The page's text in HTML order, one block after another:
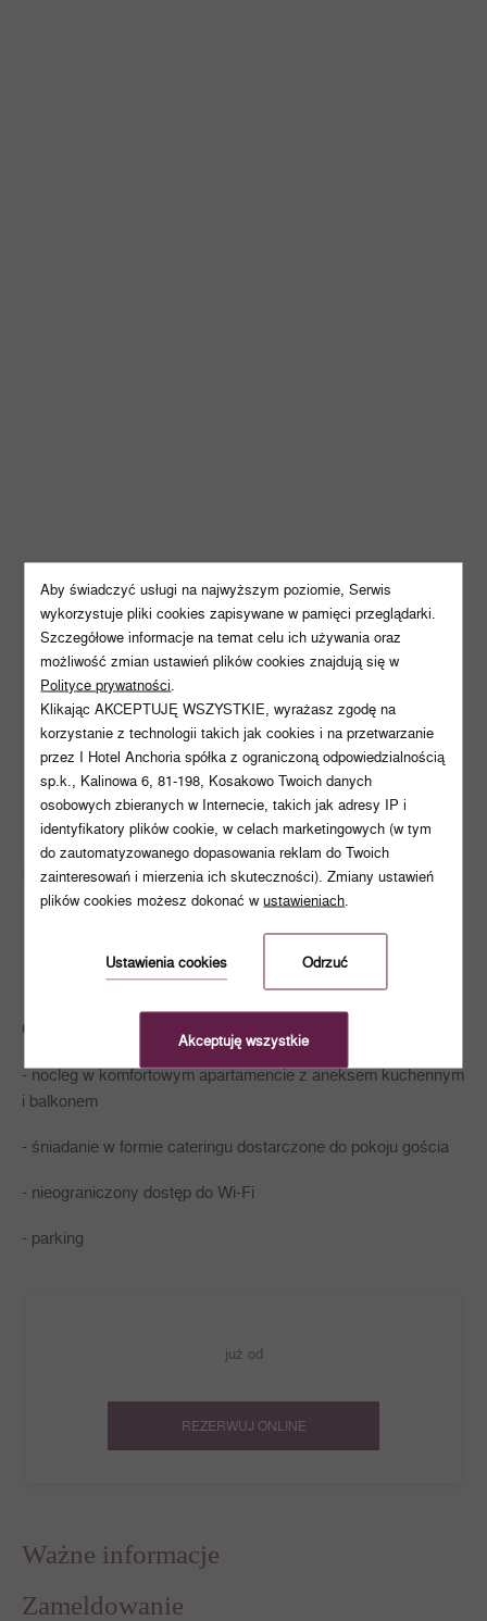
Lato 2022
dowolna dł. pobytu
BB – Śniadanie w cenie
Oferta bezzwrotna ze śniadaniem
Oferta zawiera:
- nocleg w komfortowym apartamencie z aneksem kuchennym
i balkonem
- śniadanie w formie cateringu dostarczone do pokoju gościa
- nieograniczony dostęp do Wi-Fi
- parking
już od
REZERWUJ ONLINE
Ważne informacje
Zameldowanie
Aby świadczyć usługi na najwyższym poziomie, Serwis
wykorzystuje pliki cookies zapisywane w pamięci przeglądarki.
Szczegółowe informacje na temat celu ich używania oraz
możliwość zmian ustawień plików cookies znajdują się w
Polityce prywatności
Klikając AKCEPTUJĘ WSZYSTKIE, wyrażasz zgodę na
korzystanie z technologii takich jak cookies i na przetwarzanie
przez I Hotel Anchoria spółka z ograniczoną odpowiedzialnością
sp.k., Kalinowa 6, 81-198, Kosakowo Twoich danych
osobowych zbieranych w Internecie, takich jak adresy IP i
identyfikatory plików cookie, w celach marketingowych (w tym
do zautomatyzowanego dopasowania reklam do Twoich
zainteresowań i mierzenia ich skuteczności). Zmiany ustawień
plików cookies możesz dokonać wustawieniach
Ustawienia cookies Odrzuć
Akceptuję wszystkie